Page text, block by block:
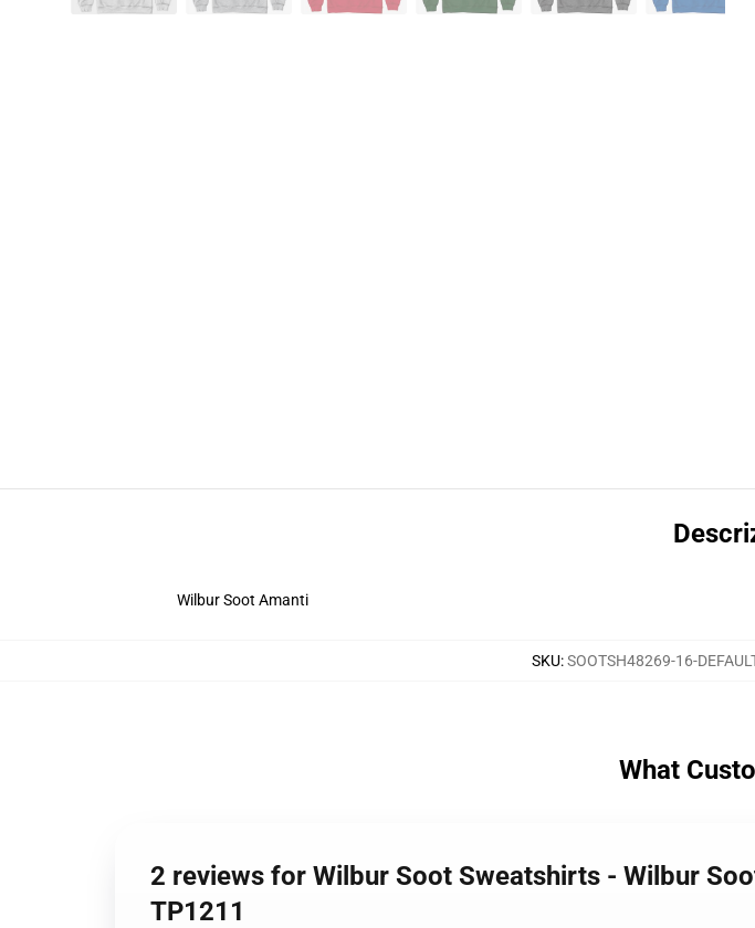
Wilbur Soot Amanti
SKU:SOOTSH48269-16-
What
2 reviews for Wilbur Soot Sweatshirts - Wilbur
TP1211